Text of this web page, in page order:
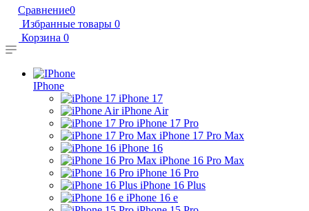
Сравнение0
Избранные товары 0
Корзина 0
IPhone
iPhone 17
iPhone Air
iPhone 17 Pro
iPhone 17 Pro Max
iPhone 16
iPhone 16 Pro Max
iPhone 16 Pro
iPhone 16 Plus
iPhone 16 e